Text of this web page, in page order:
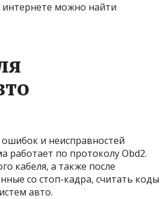
интернете можно найти
ошибок и неисправностей
работает по протоколу Obd2.
кабеля, а также после
со стоп-кадра, считать коды
авто.